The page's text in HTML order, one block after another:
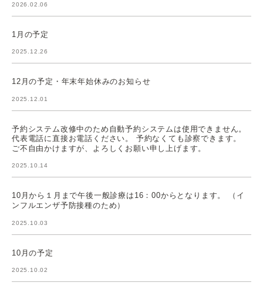
2026.02.06
1月の予定
2025.12.26
12月の予定・年末年始休みのお知らせ
2025.12.01
予約システム改修中のため自動予約システムは使用できません。
代表電話に直接お電話ください。 予約なくても診察できます。
ご不自由かけますが、よろしくお願い申し上げます。
2025.10.14
10月から１月まで午後一般診療は16：00からとなります。 （イ
ンフルエンザ予防接種のため）
2025.10.03
10月の予定
2025.10.02